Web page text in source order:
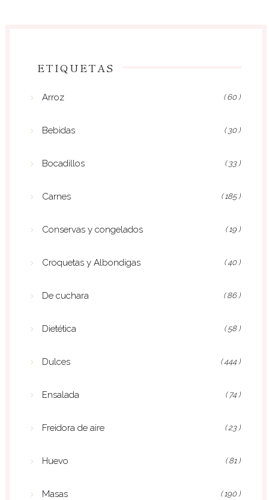
ETIQUETAS
Arroz ( 60 )
Bebidas ( 30 )
Bocadillos ( 33 )
Carnes ( 185 )
Conservas y congelados ( 19 )
Croquetas y Albondigas ( 40 )
De cuchara ( 86 )
Dietética ( 58 )
Dulces ( 444 )
Ensalada ( 74 )
Freidora de aire ( 23 )
Huevo ( 81 )
Masas ( 190 )